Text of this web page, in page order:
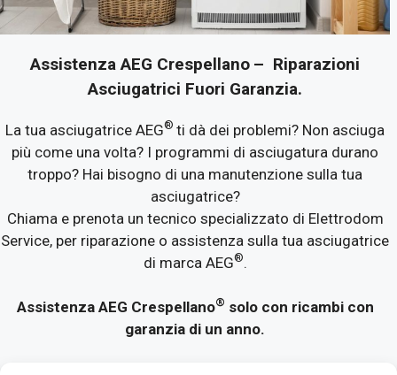
Assistenza AEG Crespellano – Riparazioni
Asciugatrici Fuori Garanzia.
La tua asciugatrice AEG® ti dà dei problemi? Non asciuga
più come una volta? I programmi di asciugatura durano
troppo? Hai bisogno di una manutenzione sulla tua
asciugatrice?
Chiama e prenota un tecnico specializzato di Elettrodom
Service, per riparazione o assistenza sulla tua asciugatrice
di marca AEG®.
Assistenza AEG Crespellano® solo con ricambi con
garanzia di un anno.